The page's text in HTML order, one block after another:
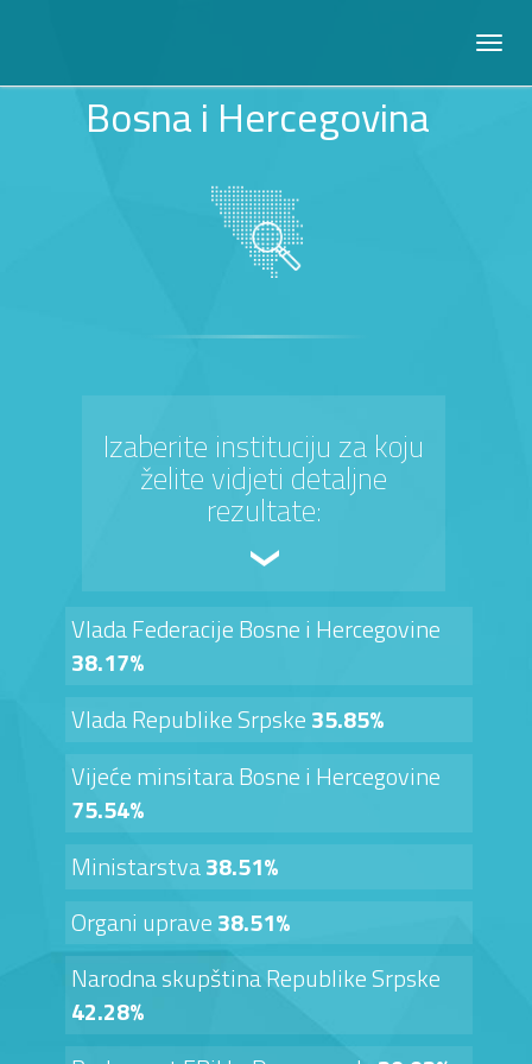
Bosna i Hercegovina
Izaberite instituciju za koju
želite vidjeti detaljne
rezultate:
Vlada Federacije Bosne i Hercegovine
38.17%
Vlada Republike Srpske35.85%
Vijeće minsitara Bosne i Hercegovine
75.54%
Ministarstva38.51%
Organi uprave38.51%
Narodna skupština Republike Srpske
42.28%